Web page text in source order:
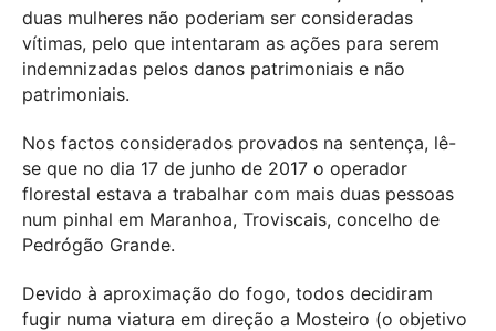
duas mulheres não poderiam ser consideradas
vítimas, pelo que intentaram as ações para serem
indemnizadas pelos danos patrimoniais e não
patrimoniais.
Nos factos considerados provados na sentença, lê-
se que no dia 17 de junho de 2017 o operador
florestal estava a trabalhar com mais duas pessoas
num pinhal em Maranhoa, Troviscais, concelho de
Pedrógão Grande.
Devido à aproximação do fogo, todos decidiram
fugir numa viatura em direção a Mosteiro (o objetivo